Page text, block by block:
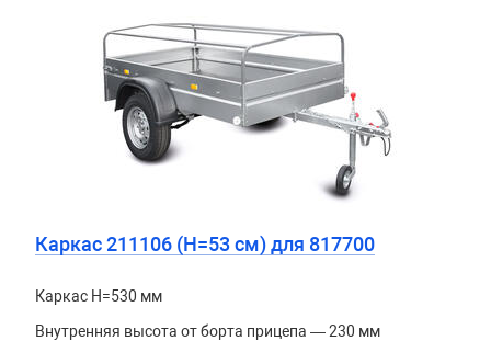
Каркас 211106 (H=53 см) для 817700
Каркас H=530 мм
Внутренняя высота от борта прицепа — 230 мм